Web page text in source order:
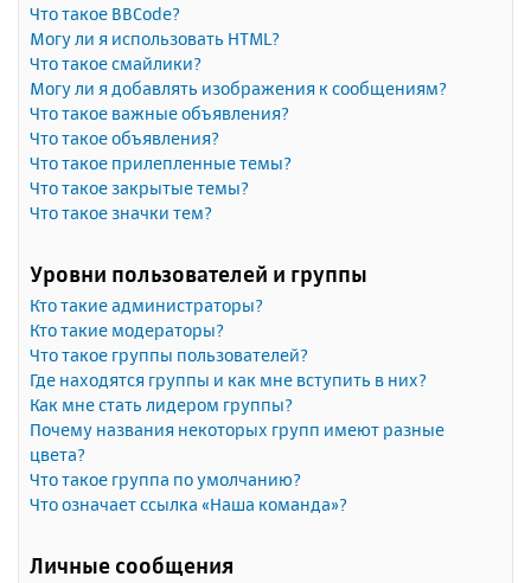
Что такое BBCode?
Могу ли я использовать HTML?
Что такое смайлики?
Могу ли я добавлять изображения к сообщениям?
Что такое важные объявления?
Что такое объявления?
Что такое прилепленные темы?
Что такое закрытые темы?
Что такое значки тем?
Уровни пользователей и группы
Кто такие администраторы?
Кто такие модераторы?
Что такое группы пользователей?
Где находятся группы и как мне вступить в них?
Как мне стать лидером группы?
Почему названия некоторых групп имеют разные
цвета?
Что такое группа по умолчанию?
Что означает ссылка «Наша команда»?
Личные сообщения